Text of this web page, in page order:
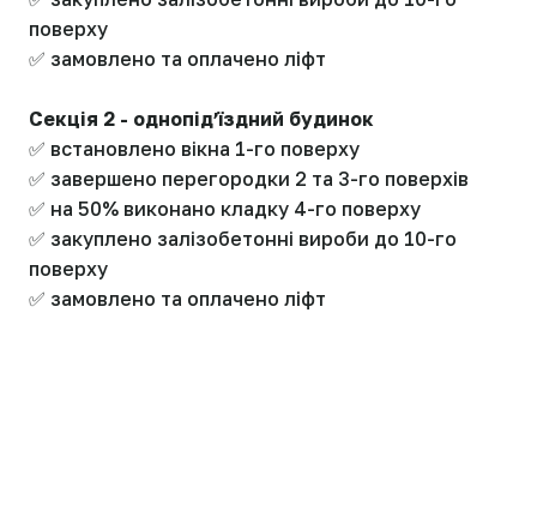
поверху
✅ замовлено та оплачено ліфт
Секція 2 - однопідʼїздний будинок
✅ встановлено вікна 1-го поверху
✅ завершено перегородки 2 та 3-го поверхів
✅ на 50% виконано кладку 4-го поверху
✅ закуплено залізобетонні вироби до 10-го
поверху
✅ замовлено та оплачено ліфт